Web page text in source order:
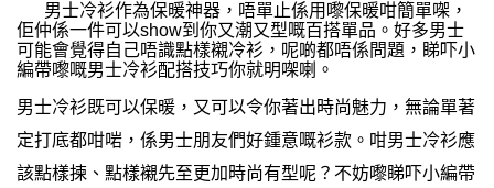
男士冷衫作為保暖神器，唔單止係用嚟保暖咁簡單㗎，
佢仲係一件可以show到你又潮又型嘅百搭單品。好多男士
可能會覺得自己唔識點樣襯冷衫，呢啲都唔係問題，睇吓小
編帶嚟嘅男士冷衫配搭技巧你就明㗎喇。
男士冷衫既可以保暖，又可以令你著出時尚魅力，無論單著
定打底都咁啱，係男士朋友們好鍾意嘅衫款。咁男士冷衫應
該點樣揀、點樣襯先至更加時尚有型呢？不妨嚟睇吓小編帶